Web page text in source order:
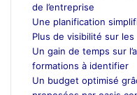
de l’entreprise
Une planification
Plus de visibilité sur
Un gain de temps sur
formations à identifier
Un budget optimisé